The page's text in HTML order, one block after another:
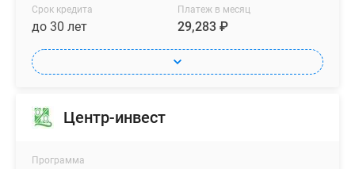
Срок кредита
до 30 лет
Платеж в месяц
29,283 ₽
Центр-инвест
Программа